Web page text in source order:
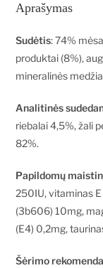
Aprašymas
Sudėtis: 74%
produktai (8%),
mineralinės
Analitinės
riebalai 4,5%, žali
82%.
Papildomų
250IU, vitaminas
(3b606) 10mg,
(E4) 0,2mg,
Šėrimo